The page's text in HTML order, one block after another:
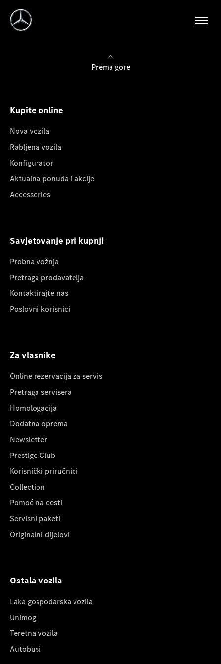
Prema gore
Kupite online
Nova vozila
Rabljena vozila
Konfigurator
Aktualna ponuda i akcije
Accessories
Savjetovanje pri kupnji
Probna vožnja
Pretraga prodavatelja
Kontaktirajte nas
Poslovni korisnici
Za vlasnike
Online rezervacija za servis
Pretraga servisera
Homologacija
Dodatna oprema
Newsletter
Prestige Club
Korisnički priručnici
Collection
Pomoć na cesti
Servisni paketi
Originalni dijelovi
Ostala vozila
Laka gospodarska vozila
Unimog
Teretna vozila
Autobusi